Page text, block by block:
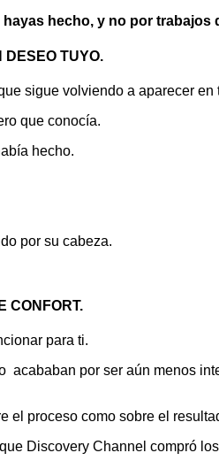
hecho, y no por trabajos
DESEO TUYO.
sigue volviendo a aparecer en
que conocía.
hecho.
por su cabeza.
CONFORT.
para ti.
acababan por ser aún menos
el proceso como sobre el
Discovery Channel compró